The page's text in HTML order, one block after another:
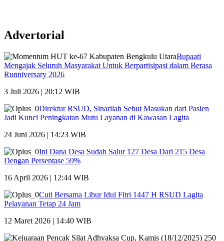
Advertorial
Bupaati
Mengajak Seluruh Masyarakat Untuk Berpartisipasi dalam Berasa
Runniversary 2026
3 Juli 2026 | 20:12 WIB
Direktur RSUD, Sinarilah Sebut Masukan dari Pasien
Jadi Kunci Peningkatan Mutu Layanan di Kawasan Lagita
24 Juni 2026 | 14:23 WIB
Ini Dana Desa Sudah Salur 127 Desa Dari 215 Desa
Dengan Persentase 59%
16 April 2026 | 12:44 WIB
Cuti Bersama Libur Idul Fitri 1447 H RSUD Lagita
Pelayanan Tetap 24 Jam
12 Maret 2026 | 14:40 WIB